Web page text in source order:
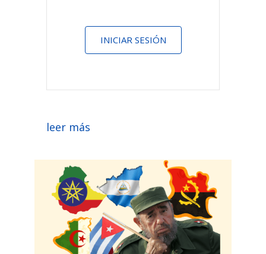
INICIAR SESIÓN
leer más